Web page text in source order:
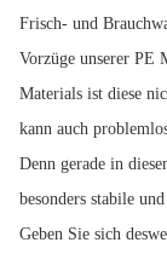
Frisch- und
Vorzüge unserer PE
Materials ist diese
kann auch
Denn gerade in
besonders stabile
Geben Sie sich